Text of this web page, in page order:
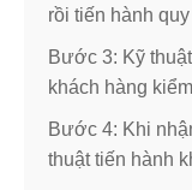
rồi tiến hành
Bước 3: Kỹ
khách hàng
Bước 4: Khi
thuật tiến hành